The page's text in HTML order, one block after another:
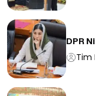
DPR
Tim